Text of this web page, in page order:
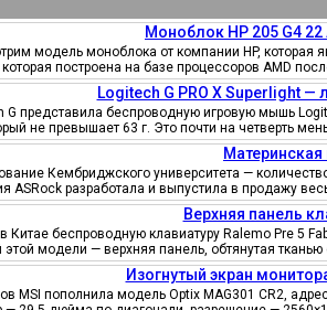
Моноблок HP 205 G4
модель моноблока от компании HP,
построена на базе процессоров AMD
Logitech G PRO X Superlight
представила беспроводную игровую мышь
не превышает 63 г. Это почти на четверть
Кембриджского университета —
ASRock разработала и выпустила в продажу
Верхняя панель
Китае беспроводную клавиатуру Ralemo Pre 5
этой модели — верхняя панель, обтянутая
Изогнутый экран
MSI пополнила модель Optix MAG301 CR2,